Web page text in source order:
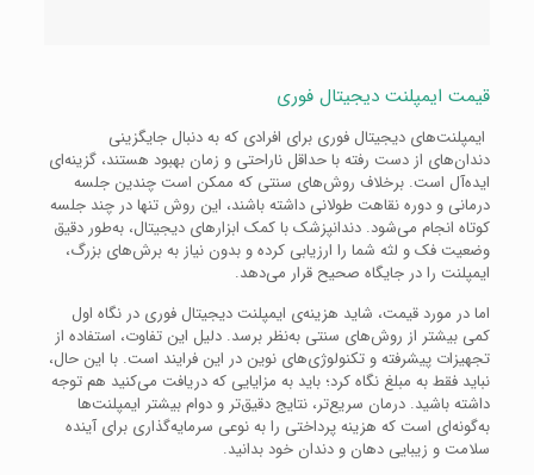
قیمت ایمپلنت دیجیتال فوری
ایمپلنت‌های دیجیتال فوری برای افرادی که به دنبال جایگزینی
دندان‌های از دست رفته با حداقل ناراحتی و زمان بهبود هستند، گزینه‌ای
ایده‌آل است. برخلاف روش‌های سنتی که ممکن است چندین جلسه
درمانی و دوره نقاهت طولانی داشته باشند، این روش تنها در چند جلسه
کوتاه انجام می‌شود. دندانپزشک با کمک ابزارهای دیجیتال، به‌طور دقیق
وضعیت فک و لثه شما را ارزیابی کرده و بدون نیاز به برش‌های بزرگ،
ایمپلنت را در جایگاه صحیح قرار می‌دهد.
اما در مورد قیمت، شاید هزینه‌ی ایمپلنت دیجیتال فوری در نگاه اول
کمی بیشتر از روش‌های سنتی به‌نظر برسد. دلیل این تفاوت، استفاده از
تجهیزات پیشرفته و تکنولوژی‌های نوین در این فرایند است. با این حال،
نباید فقط به مبلغ نگاه کرد؛ باید به مزایایی که دریافت می‌کنید هم توجه
داشته باشید. درمان سریع‌تر، نتایج دقیق‌تر و دوام بیشتر ایمپلنت‌ها
به‌گونه‌ای است که هزینه پرداختی را به نوعی سرمایه‌گذاری برای آینده
سلامت و زیبایی دهان و دندان خود بدانید.